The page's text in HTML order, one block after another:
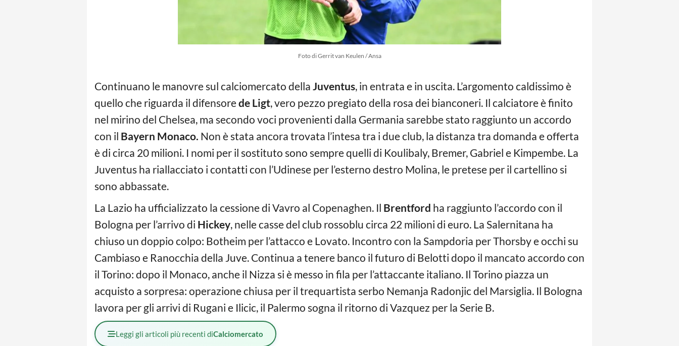
Foto di Gerrit van Keulen / Ansa
Continuano le manovre sul calciomercato della Juventus, in entrata e in uscita. L’argomento caldissimo è
quello che riguarda il difensorede Ligt, vero pezzo pregiato della rosa dei bianconeri. Il calciatore è finito
nel mirino del Chelsea, ma secondo voci provenienti dalla Germania sarebbe stato raggiunto un accordo
con il Bayern Monaco. Non è stata ancora trovata l’intesa tra i due club, la distanza tra domanda e offerta
è di circa 20 milioni. I nomi per il sostituto sono sempre quelli di Koulibaly, Bremer, Gabriel e Kimpembe. La
Juventus ha riallacciato i contatti con l’Udinese per l’esterno destro Molina, le pretese per il cartellino si
sono abbassate.
La Lazio ha ufficializzato la cessione di Vavro al Copenaghen. Il Brentford ha raggiunto l’accordo con il
Bologna per l’arrivo di Hickey, nelle casse del club rossoblu circa 22 milioni di euro. La Salernitana ha
chiuso un doppio colpo: Botheim per l’attacco e Lovato. Incontro con la Sampdoria per Thorsby e occhi su
Cambiaso e Ranocchia della Juve. Continua a tenere banco il futuro di Belotti dopo il mancato accordo con
il Torino: dopo il Monaco, anche il Nizza si è messo in fila per l’attaccante italiano. Il Torino piazza un
acquisto a sorpresa: operazione chiusa per il trequartista serbo Nemanja Radonjic del Marsiglia. Il Bologna
lavora per gli arrivi di Rugani e Ilicic, il Palermo sogna il ritorno di Vazquez per la Serie B.
Leggi gli articoli più recenti diCalciomercato